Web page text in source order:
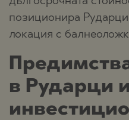
позиционира
локация с
в Рударци и